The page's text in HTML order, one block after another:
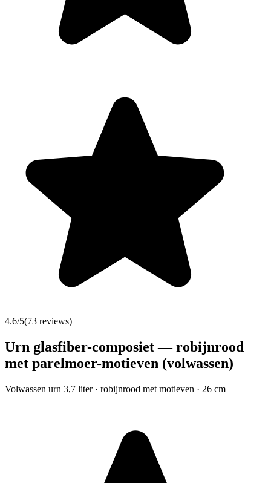
4.6/5(73 reviews)
Urn glasfiber-composiet — robijnrood
met parelmoer-motieven (volwassen)
Volwassen urn 3,7 liter · robijnrood met motieven · 26 cm